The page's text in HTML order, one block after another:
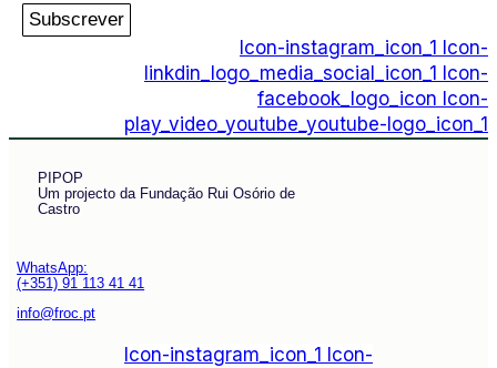
Subscrever
Icon-instagram_icon_1
Icon-
linkdin_logo_media_social_icon_1
Icon-
facebook_logo_icon Icon-
play_video_youtube_youtube-logo_icon_1
PIPOP
Um projecto da Fundação Rui Osório de
Castro
WhatsApp:
(+351) 91 113 41 41
info@froc.pt
Icon-instagram_icon_1
Icon-